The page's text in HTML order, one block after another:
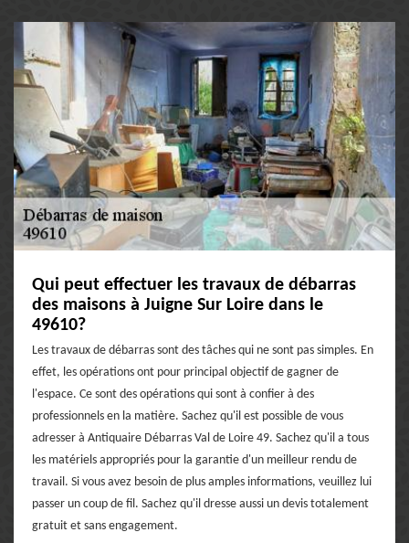
Qui peut effectuer les travaux de débarras
des maisons à Juigne Sur Loire dans le
49610?
Les travaux de débarras sont des tâches qui ne sont pas simples. En
effet, les opérations ont pour principal objectif de gagner de
l'espace. Ce sont des opérations qui sont à confier à des
professionnels en la matière. Sachez qu'il est possible de vous
adresser à Antiquaire Débarras Val de Loire 49. Sachez qu'il a tous
les matériels appropriés pour la garantie d'un meilleur rendu de
travail. Si vous avez besoin de plus amples informations, veuillez lui
passer un coup de fil. Sachez qu'il dresse aussi un devis totalement
gratuit et sans engagement.